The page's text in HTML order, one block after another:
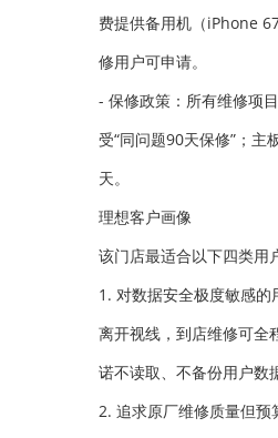
费提供备用机（iPhone
修用户可申请。
- 保修政策：所有维修项
受“同问题90天保修”；主
天。
理想客户画像
该门店最适合以下四类用
1. 对数据安全极度敏感的
离开视线，到店维修可全
诺不读取、不备份用户数
2. 追求原厂维修质量但预